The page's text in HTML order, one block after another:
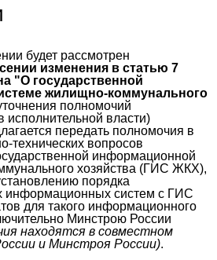
будет рассмотрен
изменения в статью 7
"О государственной
жилищно-коммунального
полномочий
власти)
передать полномочия в
технических вопросов
информационной
хозяйства (ГИС ЖКХ),
порядка
информационных систем с ГИС
для такого информационного
Минстрою России
находятся в совместном
и Минстроя России).